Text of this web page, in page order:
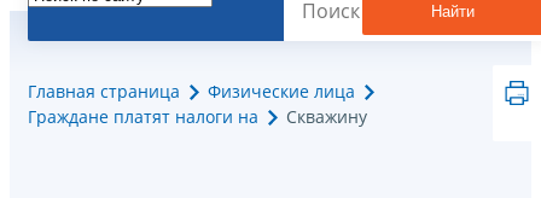
Найти
Главная страница
Физические лица
Граждане платят налоги на
Скважину